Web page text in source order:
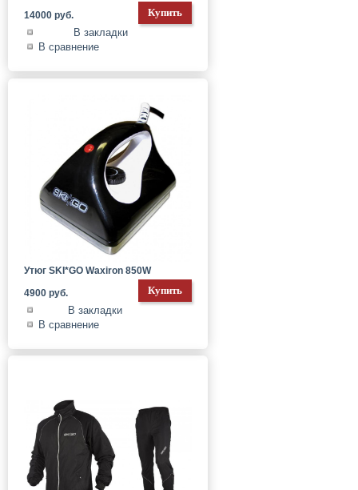
14000 руб.
В закладки
В сравнение
Утюг SKI*GO Waxiron 850W
4900 руб.
В закладки
В сравнение